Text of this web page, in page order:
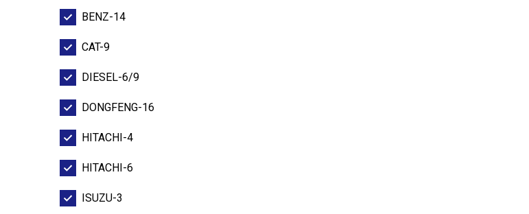
BENZ-14
CAT-9
DIESEL-6/9
DONGFENG-16
HITACHI-4
HITACHI-6
ISUZU-3